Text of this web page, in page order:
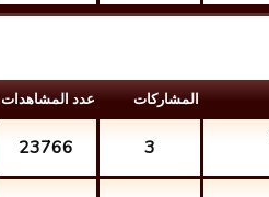
المشارکات عدد المشاهدات
3
23766